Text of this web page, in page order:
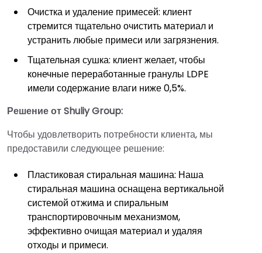
Очистка и удаление примесей: клиент
стремится тщательно очистить материал и
устранить любые примеси или загрязнения.
Тщательная сушка: клиент желает, чтобы
конечные переработанные гранулы LDPE
имели содержание влаги ниже 0,5%.
Решение от Shuliy Group:
Чтобы удовлетворить потребности клиента, мы
предоставили следующее решение:
Пластиковая стиральная машина: Наша
стиральная машина оснащена вертикальной
системой отжима и спиральным
транспортировочным механизмом,
эффективно очищая материал и удаляя
отходы и примеси.